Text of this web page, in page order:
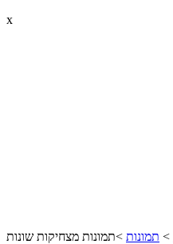
x
> תמונות >תמונות מצחיקות שונות